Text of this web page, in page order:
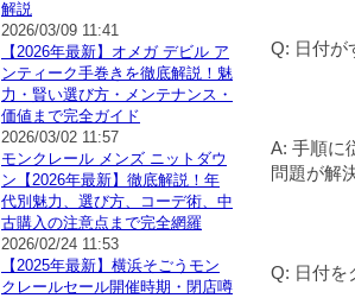
Q: 日付が
A: 手順に
問題が解
Q: 日付を
解説
2026/03/09 11:41
【2026年最新】オメガ デビル ア
ンティーク手巻きを徹底解説！魅
力・賢い選び方・メンテナンス・
価値まで完全ガイド
2026/03/02 11:57
モンクレール メンズ ニットダウ
ン【2026年最新】徹底解説！年
代別魅力、選び方、コーデ術、中
古購入の注意点まで完全網羅
2026/02/24 11:53
【2025年最新】横浜そごうモン
クレールセール開催時期・閉店噂